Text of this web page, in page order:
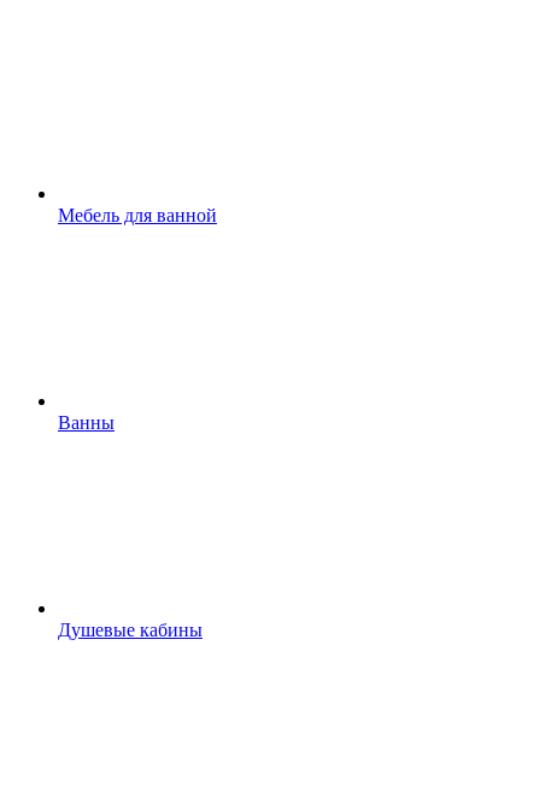
Мебель для ванной
Ванны
Душевые кабины